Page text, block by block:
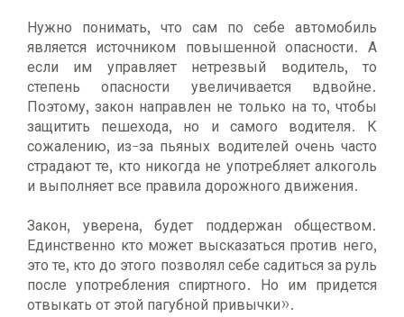
Нужно понимать, что сам по себе автомобиль
является источником повышенной опасности. А
если им управляет нетрезвый водитель, то
степень опасности увеличивается вдвойне.
Поэтому, закон направлен не только на то, чтобы
защитить пешехода, но и самого водителя. К
сожалению, из-за пьяных водителей очень часто
страдают те, кто никогда не употребляет алкоголь
и выполняет все правила дорожного движения.
Закон, уверена, будет поддержан обществом.
Единственно кто может высказаться против него,
это те, кто до этого позволял себе садиться за руль
после употребления спиртного. Но им придется
отвыкать от этой пагубной привычки».